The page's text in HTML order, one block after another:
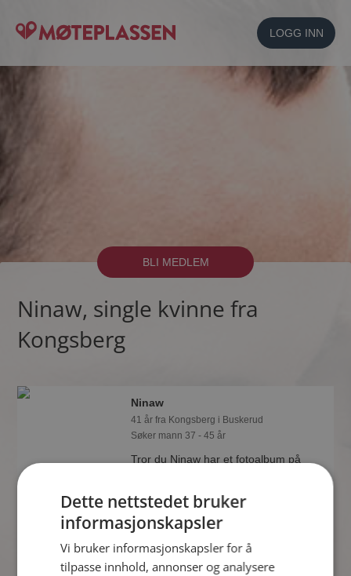
LOGG INN
BLI MEDLEM
Ninaw, single kvinne fra
Kongsberg
Ninaw
41 år fra Kongsberg i Buskerud
Søker mann 37 - 45 år
Tror du Ninaw har et fotoalbum på
spennende bilder på sidene.
Dette nettstedet bruker
informasjonskapsler
Vi bruker informasjonskapsler for å
tilpasse innhold, annonser og analysere